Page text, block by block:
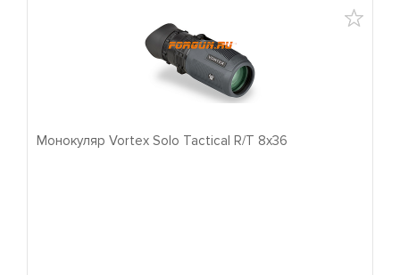
Монокуляр Vortex Solo Tactical R/T 8x36